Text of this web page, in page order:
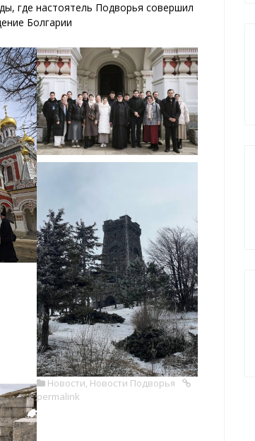
где настоятель Подворья совершил
Болгарии
Новости, Новости Подворья
permalink